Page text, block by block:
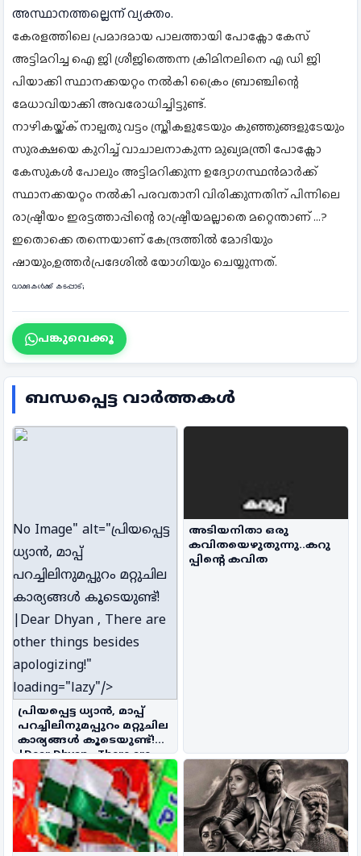
അസ്ഥാനത്തല്ലെന്ന് വ്യക്തം.
കേരളത്തിലെ പ്രമാദമായ പാലത്തായി പോക്സോ കേസ്
അട്ടിമറിച്ച ഐ ജി ശ്രീജിത്തെന്ന ക്രിമിനലിനെ എ ഡി ജി
പിയാക്കി സ്ഥാനക്കയറ്റം നൽകി ക്രൈം ബ്രാഞ്ചിന്റെ
മേധാവിയാക്കി അവരോധിച്ചിട്ടുണ്ട്.
നാഴികയ്ക്ക് നാല്പതു വട്ടം സ്ത്രീകളുടേയും കുഞ്ഞുങ്ങളുടേയും
സുരക്ഷയെ കുറിച്ച് വാചാലനാകുന്ന മുഖ്യമന്ത്രി പോക്സോ
കേസുകൾ പോലും അട്ടിമറിക്കുന്ന ഉദ്യോഗസ്ഥൻമാർക്ക്
സ്ഥാനക്കയറ്റം നൽകി പരവതാനി വിരിക്കുന്നതിന് പിന്നിലെ
രാഷ്ട്രീയം ഇരട്ടത്താപ്പിന്റെ രാഷ്ട്രീയമല്ലാതെ മറ്റെന്താണ് …?
ഇതൊക്കെ തന്നെയാണ് കേന്ദ്രത്തിൽ മോദിയും
ഷായും,ഉത്തർപ്രദേശിൽ യോഗിയും ചെയ്യുന്നത്.
വാക്കുകൾക്ക് കടപ്പാട്;
പങ്കുവെക്കൂ
ബന്ധപ്പെട്ട വാർത്തകൾ
No Image" alt="പ്രിയപ്പെട്ട
ധ്യാൻ, മാപ്പ്
പറച്ചിലിനുമപ്പുറം മറ്റുചില
കാര്യങ്ങൾ കൂടെയുണ്ട്!
|Dear Dhyan , There are
other things besides
apologizing!"
loading="lazy"/>
പ്രിയപ്പെട്ട ധ്യാൻ, മാപ്പ്
പറച്ചിലിനുമപ്പുറം മറ്റുചില
കാര്യങ്ങൾ കൂടെയുണ്ട്!
|Dear Dhyan , There are
other things besides
apologizing!
അടിയനിതാ ഒരു
കവിതയെഴുതുന്നു..കറു
പ്പിന്റെ കവിത